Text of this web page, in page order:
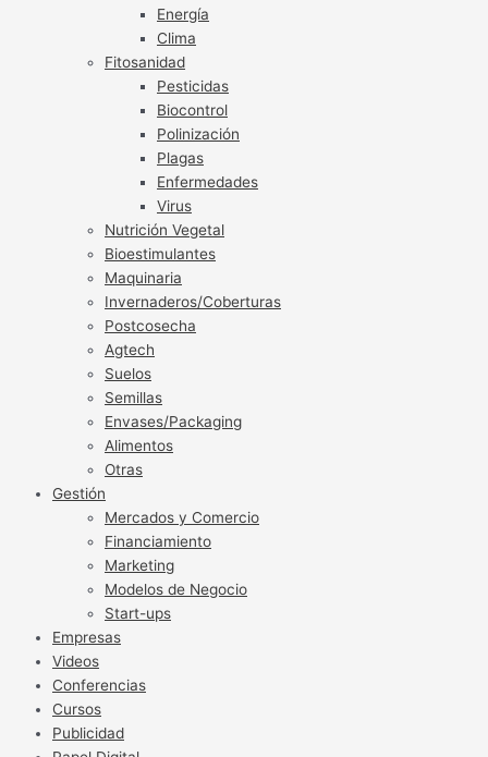
Energía
Clima
Fitosanidad
Pesticidas
Biocontrol
Polinización
Plagas
Enfermedades
Virus
Nutrición Vegetal
Bioestimulantes
Maquinaria
Invernaderos/Coberturas
Postcosecha
Agtech
Suelos
Semillas
Envases/Packaging
Alimentos
Otras
Gestión
Mercados y Comercio
Financiamiento
Marketing
Modelos de Negocio
Start-ups
Empresas
Videos
Conferencias
Cursos
Publicidad